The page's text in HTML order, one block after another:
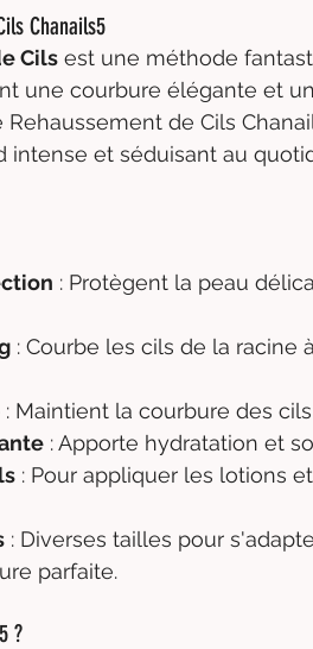
Chanails5
Cils est une méthode
une courbure élégante et
de Cils
intense et séduisant au
: Protègent la peau
: Courbe les cils de la racine
: Maintient la courbure des
: Apporte hydratation et
: Pour appliquer les lotions
: Diverses tailles pour
parfaite.
?